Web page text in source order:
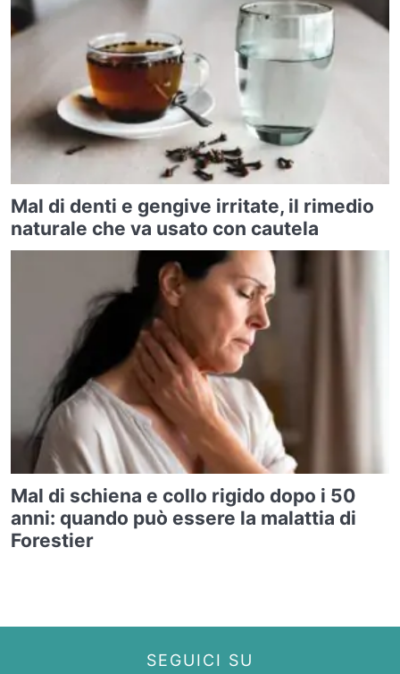
Mal di denti e gengive irritate, il rimedio
naturale che va usato con cautela
Mal di schiena e collo rigido dopo i 50
anni: quando può essere la malattia di
Forestier
SEGUICI SU